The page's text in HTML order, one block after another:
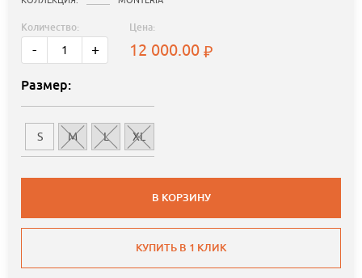
Количество:
- +
Цена:
12 000.00
Размер:
S M L XL
В КОРЗИНУ
КУПИТЬ В 1 КЛИК